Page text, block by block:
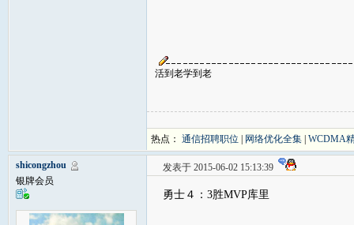
活到老学到老
热点： 通信招聘职位 网络优化全集 WCDMA
shicongzhou
银牌会员
发表于 2015-06-02 15:13:39
勇士４：3胜MVP库里